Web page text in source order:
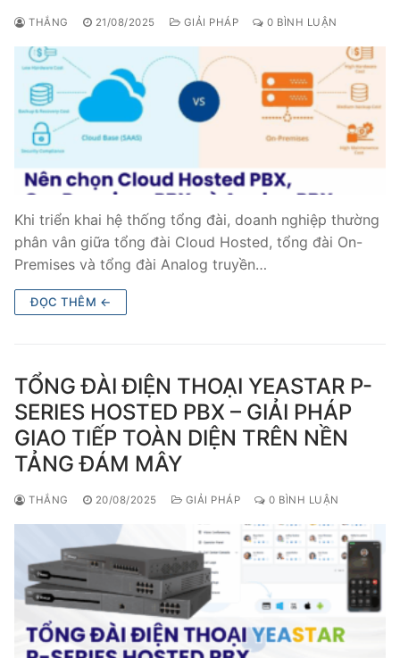
VOIP GATEWAY
FXS VoIP Gateway
FXO VoIP Gateway
PRI VoIP Gateway TE100
PRI VoIP Gateway TE200
BRI VoIP Gateway
TIN TỨC
HƯỚNG DẪN
THẮNG 21/08/2025 GIẢI PHÁP 0 BÌNH LUẬN
Khi triển khai hệ thống tổng đài, doanh nghiệp thường
phân vân giữa tổng đài Cloud Hosted, tổng đài On-
Premises và tổng đài Analog truyền…
ĐỌC THÊM ←
TỔNG ĐÀI ĐIỆN THOẠI YEASTAR P-
SERIES HOSTED PBX – GIẢI PHÁP
GIAO TIẾP TOÀN DIỆN TRÊN NỀN
TẢNG ĐÁM MÂY
THẮNG 20/08/2025 GIẢI PHÁP 0 BÌNH LUẬN